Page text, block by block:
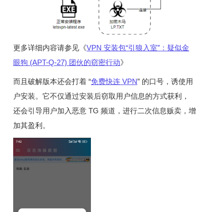
更多详细内容请参见《VPN 安装包“引狼入室”：疑似金
眼狗 (APT-Q-27) 团伙的窃密行动》
而且破解版本还会打着 “免费快连 VPN” 的口号，诱使用
户安装。它不仅通过安装后窃取用户信息的方式获利，
还会引导用户加入恶意 TG 频道，进行二次信息贩卖，增
加其盈利。